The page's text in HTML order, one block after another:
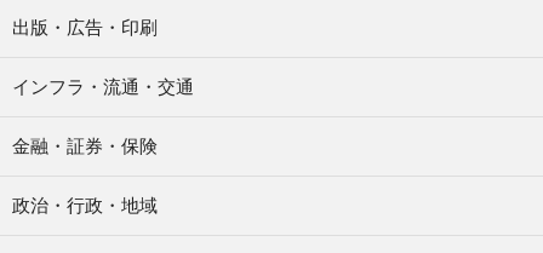
出版・広告・印刷
インフラ・流通・交通
金融・証券・保険
政治・行政・地域